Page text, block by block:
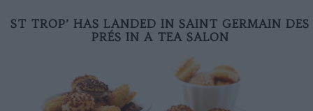
ST TROP’ HAS LANDED IN SAINT GERMAIN DES
PRÉS IN A TEA SALON